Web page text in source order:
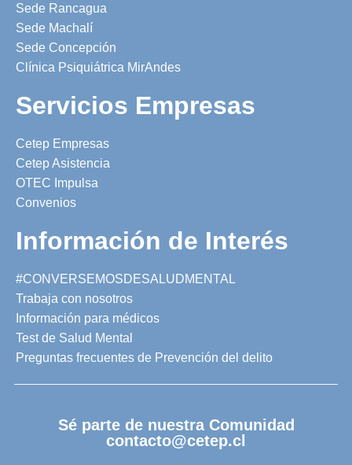
Sede Rancagua
Sede Machalí
Sede Concepción
Clínica Psiquiátrica MirAndes
Servicios Empresas
Cetep Empresas
Cetep Asistencia
OTEC Impulsa
Convenios
Información de Interés
#CONVERSEMOSDESALUDMENTAL
Trabaja con nosotros
Información para médicos
Test de Salud Mental
Preguntas frecuentes de Prevención del delito
Sé parte de nuestra Comunidad
contacto@cetep.cl